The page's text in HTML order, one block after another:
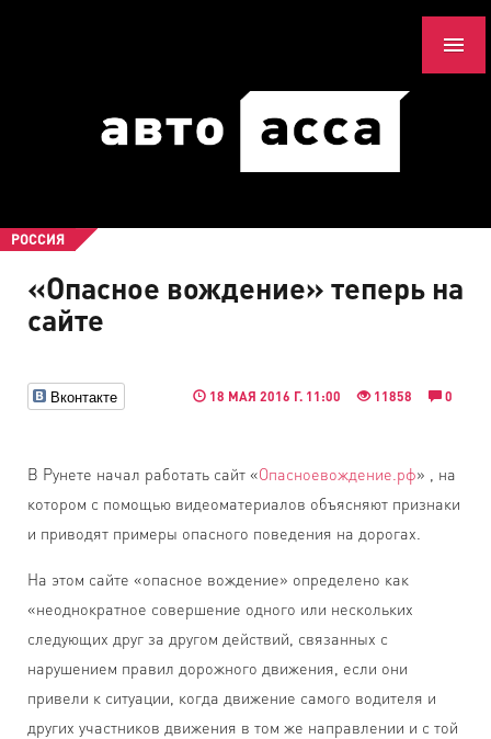
РОССИЯ
«Опасное вождение» теперь на
сайте
Вконтакте 18 МАЯ 2016 Г. 11:00 11858 0
В Рунете начал работать сайт «Опасноевождение.рф» , на
котором с помощью видеоматериалов объясняют признаки
и приводят примеры опасного поведения на дорогах.
На этом сайте «опасное вождение» определено как
«неоднократное совершение одного или нескольких
следующих друг за другом действий, связанных с
нарушением правил дорожного движения, если они
привели к ситуации, когда движение самого водителя и
других участников движения в том же направлении и с той